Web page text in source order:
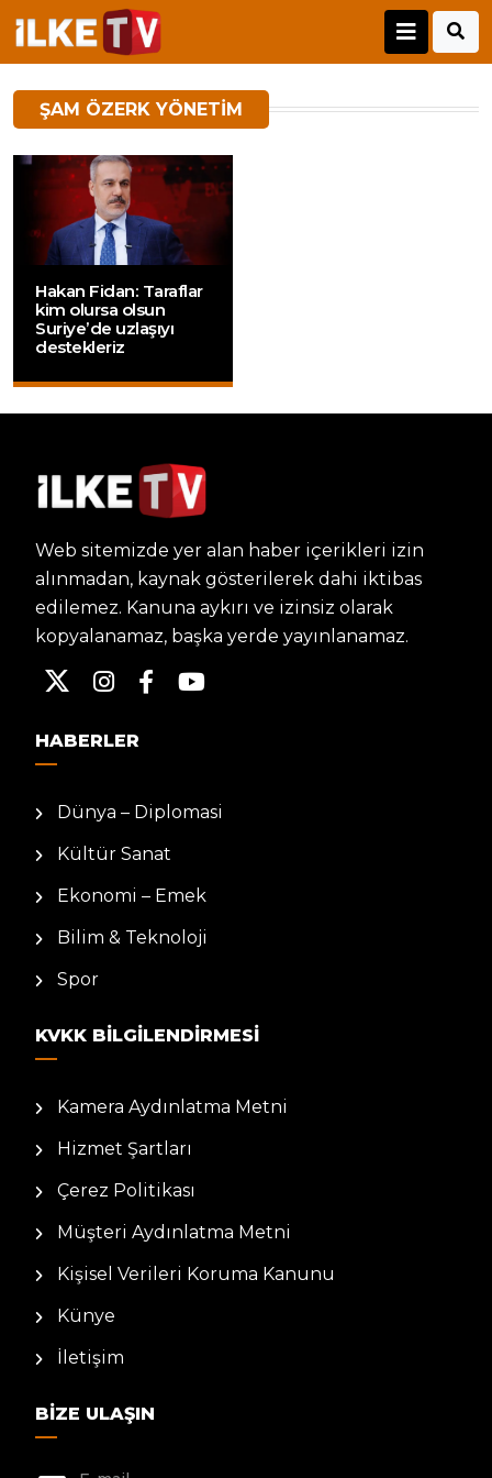
ŞAM ÖZERK YÖNETIM
Hakan Fidan: Taraflar
kim olursa olsun
Suriye’de uzlaşıyı
destekleriz
Web sitemizde yer alan haber içerikleri izin
alınmadan, kaynak gösterilerek dahi iktibas
edilemez. Kanuna aykırı ve izinsiz olarak
kopyalanamaz, başka yerde yayınlanamaz.
HABERLER
Dünya – Diplomasi
Kültür Sanat
Ekonomi – Emek
Bilim & Teknoloji
Spor
KVKK BILGILENDIRMESI
Kamera Aydınlatma Metni
Hizmet Şartları
Çerez Politikası
Müşteri Aydınlatma Metni
Kişisel Verileri Koruma Kanunu
Künye
İletişim
BIZE ULAŞIN